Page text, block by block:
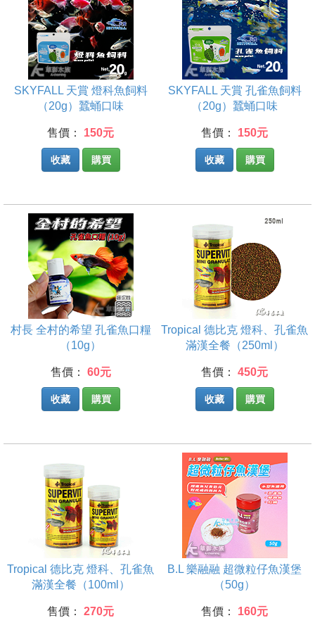
SKYFALL 天賞 燈科魚飼料
（20g）蠶蛹口味
售價： 150元
收藏 購買
SKYFALL 天賞 孔雀魚飼料
（20g）蠶蛹口味
售價： 150元
收藏 購買
村長 全村的希望 孔雀魚口糧
（10g）
售價： 60元
收藏 購買
Tropical 德比克 燈科、孔雀魚
滿漢全餐（250ml）
售價： 450元
收藏 購買
Tropical 德比克 燈科、孔雀魚
滿漢全餐（100ml）
售價： 270元
B.L 樂融融 超微粒仔魚漢堡
（50g）
售價： 160元